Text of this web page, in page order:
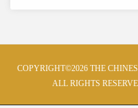
COPYRIGHT©2026 THE
ALL RIGHTS